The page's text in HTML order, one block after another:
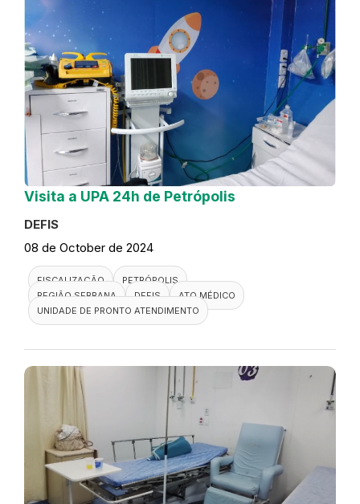
Visita a UPA 24h de Petrópolis
DEFIS
08 de October de 2024
FISCALIZAÇÃO
PETRÓPOLIS
REGIÃO SERRANA
DEFIS
ATO MÉDICO
UNIDADE DE PRONTO ATENDIMENTO